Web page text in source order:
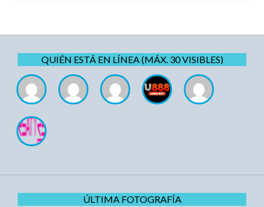
QUIÉN ESTÁ EN LÍNEA (MÁX. 30 VISIBLES)
ÚLTIMA FOTOGRAFÍA